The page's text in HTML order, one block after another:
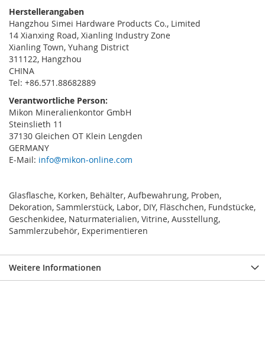
Herstellerangaben
Hangzhou Simei Hardware Products Co., Limited
14 Xianxing Road, Xianling Industry Zone
Xianling Town, Yuhang District
311122, Hangzhou
CHINA
Tel: +86.571.88682889
Verantwortliche Person:
Mikon Mineralienkontor GmbH
Steinslieth 11
37130 Gleichen OT Klein Lengden
GERMANY
E-Mail: info@mikon-online.com
Glasflasche, Korken, Behälter, Aufbewahrung, Proben,
Dekoration, Sammlerstück, Labor, DIY, Fläschchen, Fundstücke,
Geschenkidee, Naturmaterialien, Vitrine, Ausstellung,
Sammlerzubehör, Experimentieren
Weitere Informationen